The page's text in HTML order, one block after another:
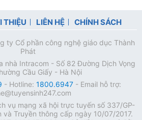
THIỆU LIÊN HỆ CHÍNH SÁCH
ty Cổ phần công nghệ giáo dục Thành
Phát
nhà Intracom - Số 82 Đường Dịch Vọng
Cầu Giấy - Hà Nội
- Hotline: 1800.6947- Email hỗ trợ:
vụ mạng xã hội trực tuyến số 337/GP-
và Truyền thông cấp ngày 10/07/2017.